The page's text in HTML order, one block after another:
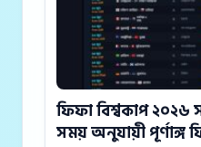
ফিফা বিশ্বকাপ ২০২৬
সময় অনুযায়ী পূর্ণাঙ্গ